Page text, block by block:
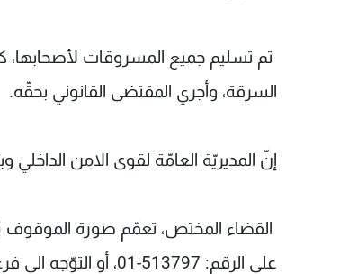
تم تسليم جميع المسروقات لأصحابها،
السرقة، وأجري المقتضى القانوني بحقّه.
إنّ المديريّة العامّة لقوى الامن الداخلي
القضاء المختص، تعمّم صورة
على الرقم: 513797-01، أو التوّجه الى فرع معلومات جبل لبنان الكائن في محلة جسر الباشا.